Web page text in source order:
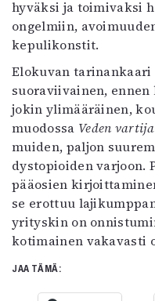
hyväksi ja toimivaksi
ongelmiin,
kepulikonstit.
Elokuvan
suoraviivainen,
jokin ylimääräinen,
muodossa Veden vartija
muiden, paljon
dystopioiden varjoon.
pääosien
se erottuu
yrityskin on
kotimainen vakavasti
JAA TÄMÄ: